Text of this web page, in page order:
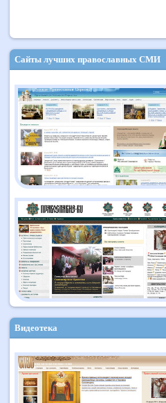
Сайты лучших православных СМИ
Видеотека